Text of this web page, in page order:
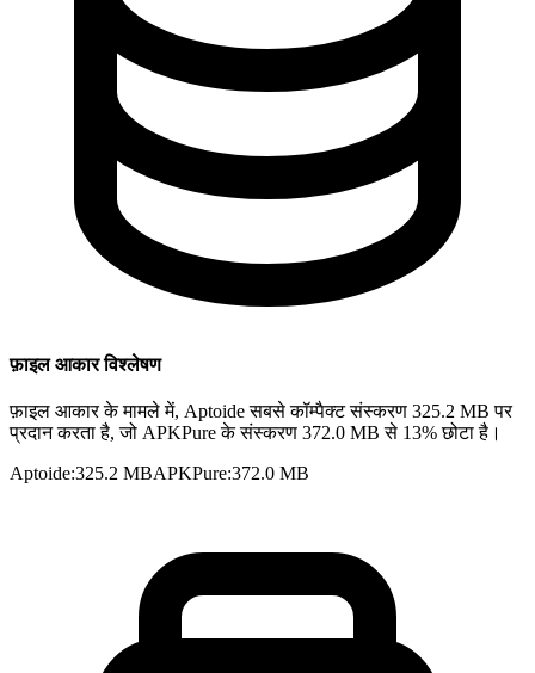
फ़ाइल आकार विश्लेषण
फ़ाइल आकार के मामले में, Aptoide सबसे कॉम्पैक्ट संस्करण 325.2 MB पर
प्रदान करता है, जो APKPure के संस्करण 372.0 MB से 13% छोटा है।
Aptoide:325.2 MBAPKPure:372.0 MB